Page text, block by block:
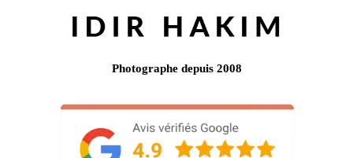
Photographe depuis 2008